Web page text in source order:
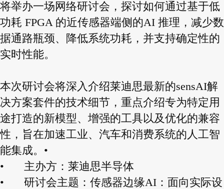
将举办一场网络研讨会，探讨如何通过基于低
功耗 FPGA 的近传感器端侧的AI 推理，减少数
据通路瓶颈、降低系统功耗，并支持确定性的
实时性能。
本次研讨会将深入介绍莱迪思最新的sensAI解
决方案套件的技术细节，重点介绍专为特定用
途打造的新模型、增强的工具以及优化的兼容
性，旨在加速工业、汽车和消费系统的人工智
能集成。 •
•
主办方：莱迪思半导体
•
研讨会主题：传感器边缘AI：面向实际设